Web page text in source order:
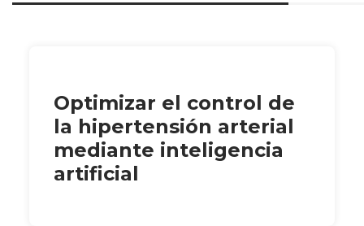
Optimizar el control de
la hipertensión arterial
mediante inteligencia
artificial